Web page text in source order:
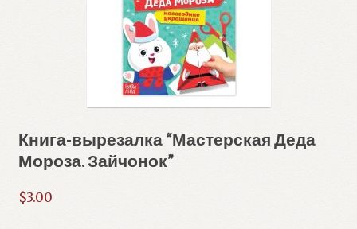
Книга-вырезалка “Мастерская Деда
Мороза. Зайчонок”
$3.00